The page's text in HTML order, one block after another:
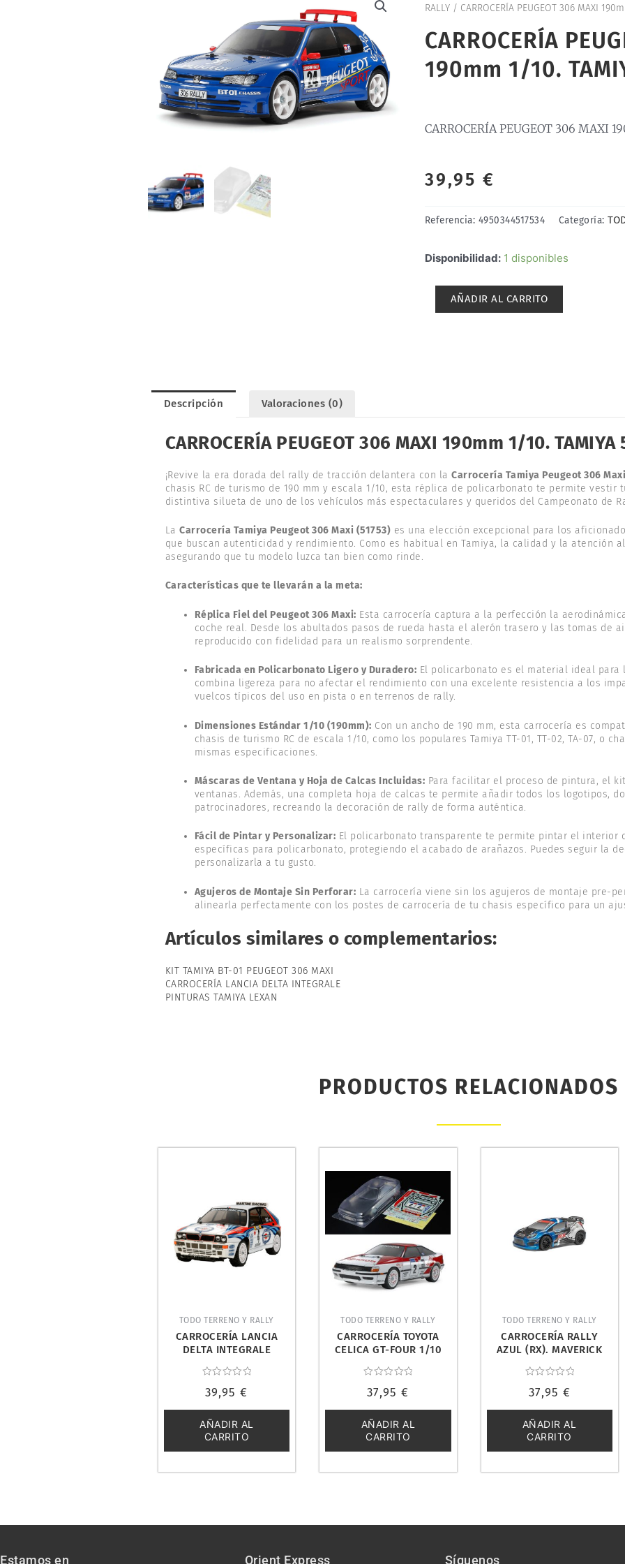
RALLY/ CARROCERÍA PEUGEOT 306 MAXI
CARROCERÍA
190mm 1/10.
CARROCERÍA PEUGEOT 306 MAXI
39,95 €
Referencia: 4950344517534 Categoría:
Disponibilidad: 1 disponibles
CARROCERÍA
AÑADIR AL CARRITO
Descripción Valoraciones (0)
CARROCERÍA PEUGEOT 306 MAXI 190mm 1/10. TAMIYA
¡Revive la era dorada del rally de tracción delantera con laCarrocería Tamiya Peugeot 306
chasis RC de turismo de 190 mm y escala 1/10, esta réplica de policarbonato te permite vestir
distintiva silueta de uno de los vehículos más espectaculares y queridos del Campeonato de
LaCarrocería Tamiya Peugeot 306 Maxi (51753) es una elección excepcional para los
que buscan autenticidad y rendimiento. Como es habitual en Tamiya, la calidad y la atención
asegurando que tu modelo luzca tan bien como rinde.
Características que te llevarán a la meta:
Réplica Fiel del Peugeot 306 Maxi: Esta carrocería captura a la perfección la
coche real. Desde los abultados pasos de rueda hasta el alerón trasero y las tomas de
reproducido con fidelidad para un realismo sorprendente.
Fabricada en Policarbonato Ligero y Duradero: El policarbonato es el material ideal para
combina ligereza para no afectar el rendimiento con una excelente resistencia a los
vuelcos típicos del uso en pista o en terrenos de rally.
Dimensiones Estándar 1/10 (190mm): Con un ancho de 190 mm, esta carrocería es
chasis de turismo RC de escala 1/10, como los populares Tamiya TT-01, TT-02, TA-07, o
mismas especificaciones.
Máscaras de Ventana y Hoja de Calcas Incluidas: Para facilitar el proceso de pintura, el
ventanas. Además, una completa hoja de calcas te permite añadir todos los logotipos,
patrocinadores, recreando la decoración de rally de forma auténtica.
Fácil de Pintar y Personalizar: El policarbonato transparente te permite pintar el interior
específicas para policarbonato, protegiendo el acabado de arañazos. Puedes seguir la
personalizarla a tu gusto.
Agujeros de Montaje Sin Perforar: La carrocería viene sin los agujeros de montaje pre-
alinearla perfectamente con los postes de carrocería de tu chasis específico para un
Artículos similares o complementarios:
KIT TAMIYA BT-01 PEUGEOT 306 MAXI
CARROCERÍA LANCIA DELTA INTEGRALE
PINTURAS TAMIYA LEXAN
PRODUCTOS RELACIONADOS
TODO TERRENO Y RALLY
CARROCERÍA LANCIA
DELTA INTEGRALE
51401
con
de
5
39,95€
AÑADIR AL
CARRITO
TODO TERRENO Y RALLY
CARROCERÍA TOYOTA
CELICA GT-FOUR 1/10
con
de
5
37,95€
AÑADIR AL
CARRITO
TODO TERRENO Y RALLY
CARROCERÍA RALLY
AZUL (RX). MAVERICK
con
de
5
37,95 €
AÑADIR AL
CARRITO
Estamos en Orient Express Síguenos